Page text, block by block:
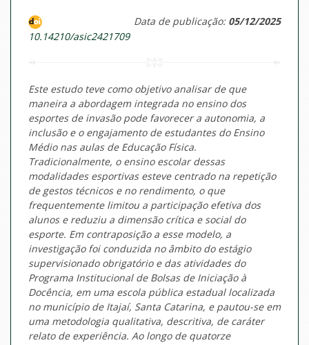
10.14210/asic2421709
Data de publicação: 05/12/2025
Este estudo teve como objetivo analisar de que
maneira a abordagem integrada no ensino dos
esportes de invasão pode favorecer a autonomia, a
inclusão e o engajamento de estudantes do Ensino
Médio nas aulas de Educação Física.
Tradicionalmente, o ensino escolar dessas
modalidades esportivas esteve centrado na repetição
de gestos técnicos e no rendimento, o que
frequentemente limitou a participação efetiva dos
alunos e reduziu a dimensão crítica e social do
esporte. Em contraposição a esse modelo, a
investigação foi conduzida no âmbito do estágio
supervisionado obrigatório e das atividades do
Programa Institucional de Bolsas de Iniciação à
Docência, em uma escola pública estadual localizada
no município de Itajaí, Santa Catarina, e pautou-se em
uma metodologia qualitativa, descritiva, de caráter
relato de experiência. Ao longo de quatorze